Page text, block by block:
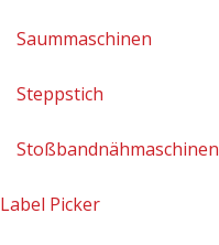
Saummaschinen
Steppstich
Stoßbandnähmaschinen
Label Picker